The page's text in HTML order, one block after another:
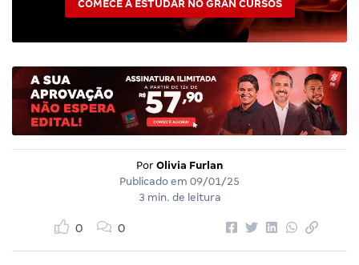
COMECE A ESTUDAR NO GRAN CURSOS
Por Olivia Furlan
Publicado em 09/01/25
3 min. de leitura
0 0